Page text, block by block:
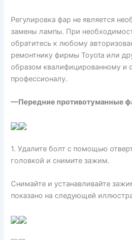
Регулировка фар не является
замены лампы. При
обратитесь к любому
ремонтнику фирмы Toyota или
образом квалифицированному и
профессионалу.
—Передние противотуманные
1. Удалите болт с помощью
головкой и снимите зажим.
Снимайте и устанавливайте
показано на следующей